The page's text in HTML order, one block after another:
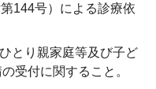
144号）による診療依
とり親家庭等及び子ど
受付に関すること。